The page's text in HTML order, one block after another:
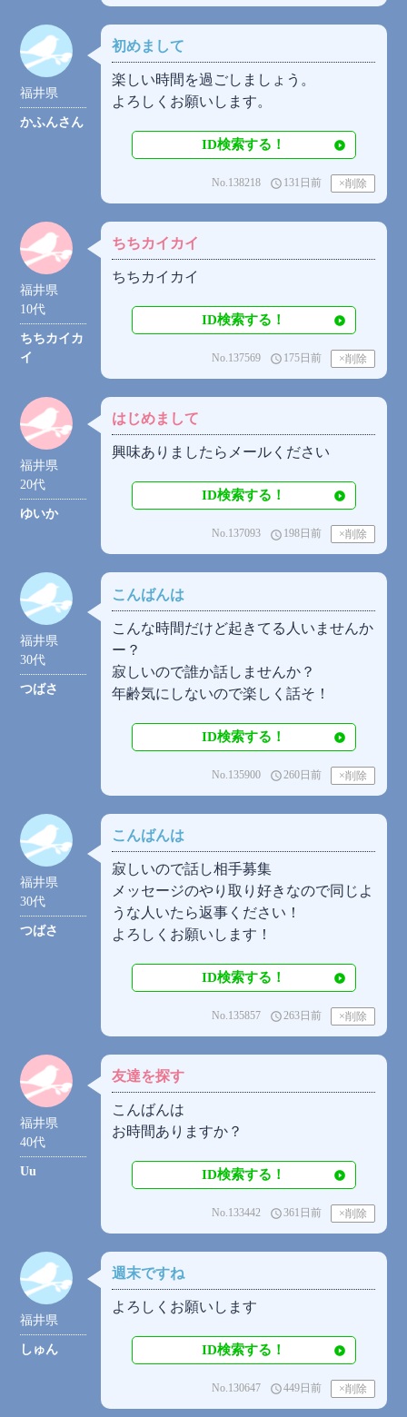
福井県
かふんさん
初めまして
楽しい時間を過ごしましょう。
よろしくお願いします。
ID検索する！
access_time 131日前
No.138218
福井県
10代
ちちカイカ
イ
ちちカイカイ
ちちカイカイ
ID検索する！
access_time 175日前
No.137569
福井県
20代
ゆいか
はじめまして
興味ありましたらメールください
ID検索する！
access_time 198日前
No.137093
福井県
30代
つばさ
こんばんは
こんな時間だけど起きてる人いませんか
ー？
寂しいので誰か話しませんか？
年齢気にしないので楽しく話そ！
ID検索する！
access_time 260日前
No.135900
福井県
30代
つばさ
こんばんは
寂しいので話し相手募集
メッセージのやり取り好きなので同じよ
うな人いたら返事ください！
よろしくお願いします！
ID検索する！
access_time 263日前
No.135857
福井県
40代
Uu
友達を探す
こんばんは
お時間ありますか？
ID検索する！
access_time361日前
No.133442
福井県
しゅん
週末ですね
よろしくお願いします
ID検索する！
access_time449日前
No.130647